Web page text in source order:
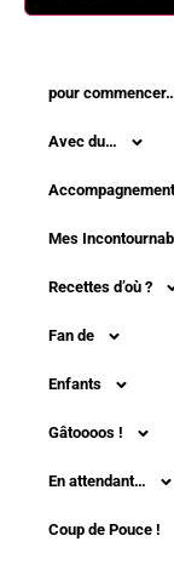
pour
Avec du…
Accompagnement
Mes
Recettes d’où ?
Fan de
Enfants
Gâtoooos !
En attendant…
Coup de Pouce !